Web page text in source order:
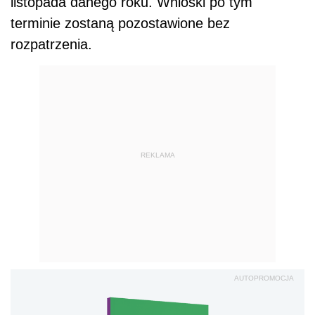
terminie zostaną pozostawione bez
rozpatrzenia.
REKLAMA
AUTOPROMOCJA